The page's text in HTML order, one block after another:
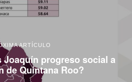
ARTÍCULO
Joaquín progreso social a
de Quintana Roo?